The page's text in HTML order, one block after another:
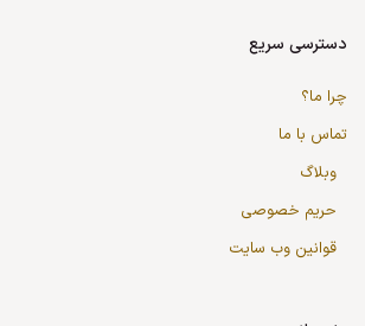
دسترسی سریع
چرا ما؟
تماس با ما
وبلاگ
حریم خصوصی
قوانین وب سایت